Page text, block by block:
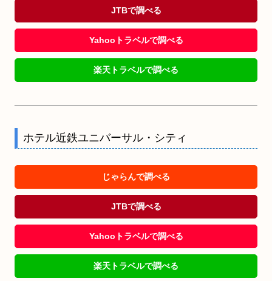
JTBで調べる
Yahooトラベルで調べる
楽天トラベルで調べる
ホテル近鉄ユニバーサル・シティ
じゃらんで調べる
JTBで調べる
Yahooトラベルで調べる
楽天トラベルで調べる